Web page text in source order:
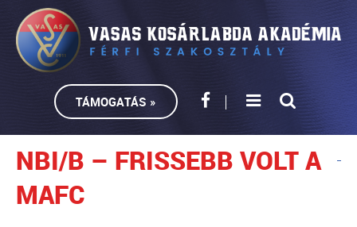
TÁMOGATÁS »
NBI/B – FRISSEBB VOLT A
MAFC